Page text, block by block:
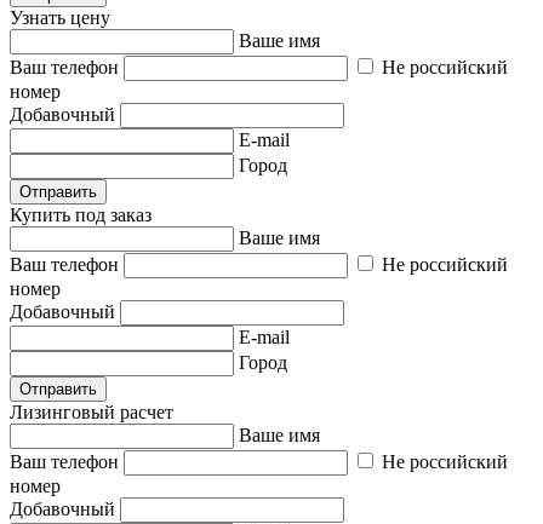
Узнать цену
Ваше имя
Ваш телефон
Не российский
номер
Добавочный
E-mail
Город
Отправить
Купить под заказ
Ваше имя
Ваш телефон
Не российский
номер
Добавочный
E-mail
Город
Отправить
Лизинговый расчет
Ваше имя
Ваш телефон
Не российский
номер
Добавочный